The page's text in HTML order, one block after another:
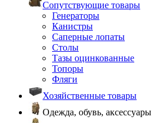
Сопутствующие товары
Генераторы
Канистры
Саперные лопаты
Столы
Тазы оцинкованные
Топоры
Фляги
Хозяйственные товары
Одежда, обувь, аксессуары